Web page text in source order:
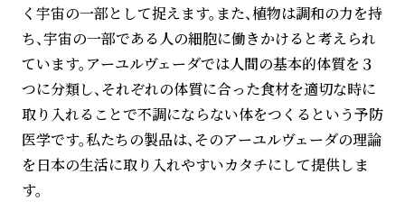
く宇宙の一部として捉えます。また、植物は調和の力を持
ち、宇宙の一部である人の細胞に働きかけると考えられ
ています。アーユルヴェーダでは人間の基本的体質を３
つに分類し、それぞれの体質に合った食材を適切な時に
取り入れることで不調にならない体をつくるという予防
医学です。私たちの製品は、そのアーユルヴェーダの理論
を日本の生活に取り入れやすいカタチにして提供しま
す。